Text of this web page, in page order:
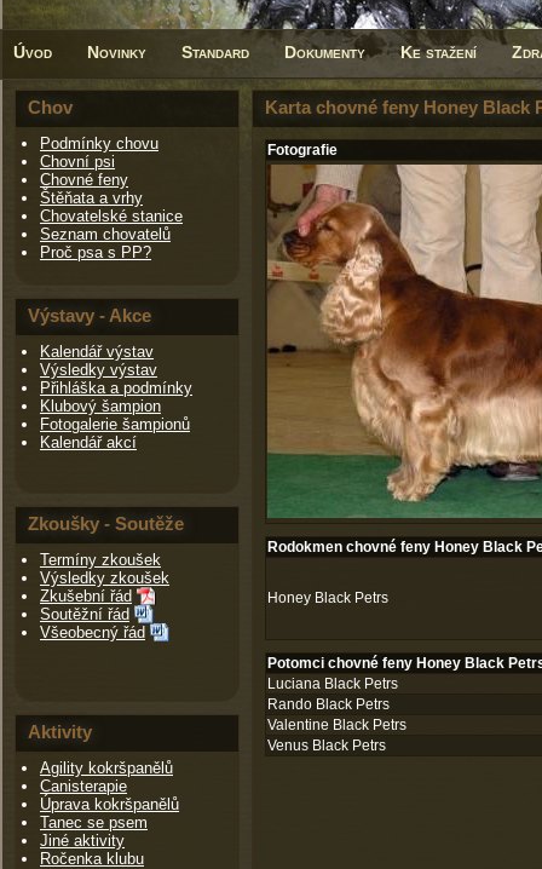
Úvod Novinky Standard Dokumenty Ke stažení
Chov
Podmínky chovu
Chovní psi
Chovné feny
Štěňata a vrhy
Chovatelské stanice
Seznam chovatelů
Proč psa s PP?
Výstavy - Akce
Kalendář výstav
Výsledky výstav
Přihláška a podmínky
Klubový šampion
Fotogalerie šampionů
Kalendář akcí
Zkoušky - Soutěže
Termíny zkoušek
Výsledky zkoušek
Zkušební řád
Soutěžní řád
Všeobecný řád
Aktivity
Agility kokršpanělů
Canisterapie
Úprava kokršpanělů
Tanec se psem
Jiné aktivity
Ročenka klubu
Karta chovné feny Honey Black
Fotografie
Rodokmen chovné feny Honey Black
Honey Black Petrs
Potomci chovné feny Honey Black
Luciana Black Petrs
Rando Black Petrs
Valentine Black Petrs
Venus Black Petrs